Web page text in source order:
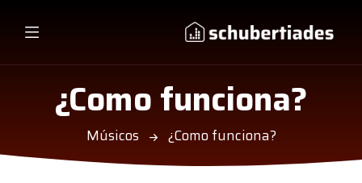
¿Como funciona?
Músicos ¿Como funciona?